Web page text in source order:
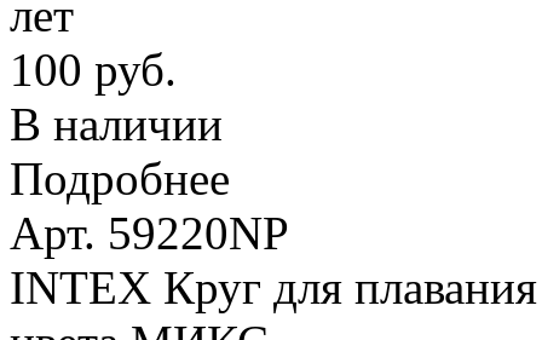
лет
100 руб.
В наличии
Подробнее
Арт. 59220NP
INTEX Круг для